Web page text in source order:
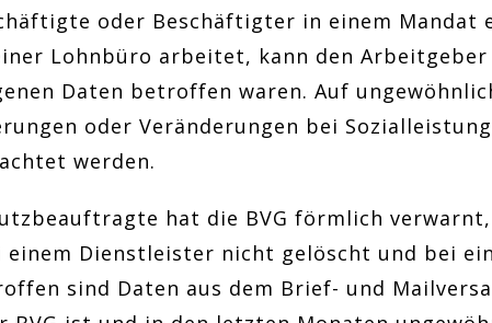
oder Beschäftigter in einem Mandat
Lohnbüro arbeitet, kann den
Daten betroffen waren. Auf
oder Veränderungen bei
werden.
hat die BVG förmlich
einem Dienstleister nicht gelöscht und bei
sind Daten aus dem Brief- und